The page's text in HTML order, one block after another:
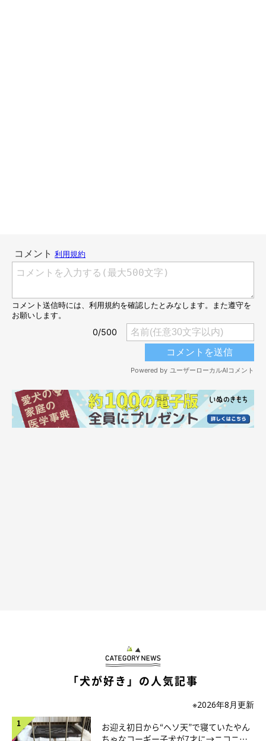
引き留めているように見えますね！ こんな可愛いことをされた
ら、仕事に行くのがイヤになっちゃうかも…。
思わずナデナデしたくなるおまめちゃんの行動に、Instagramユ
ーザーさんから「これを振り切って出勤はつらい」「かわいいで
すね」「おもちゃあげるから行かないでよーって言ってるのかな
「犬が好き」の人気記事
※2026年8月更新
お迎え初日から“ヘソ天”で寝ていたやん